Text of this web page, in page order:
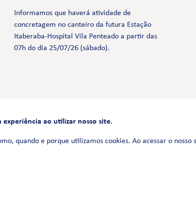
Informamos que haverá atividade de
concretagem no canteiro da futura Estação
Itaberaba-Hospital Vila Penteado a partir das
07h do dia 25/07/26 (sábado).
FALE CONOSCO
0800 580 3172
experiência ao utilizar nosso site.
quando e porque utilizamos cookies. Ao acessar o